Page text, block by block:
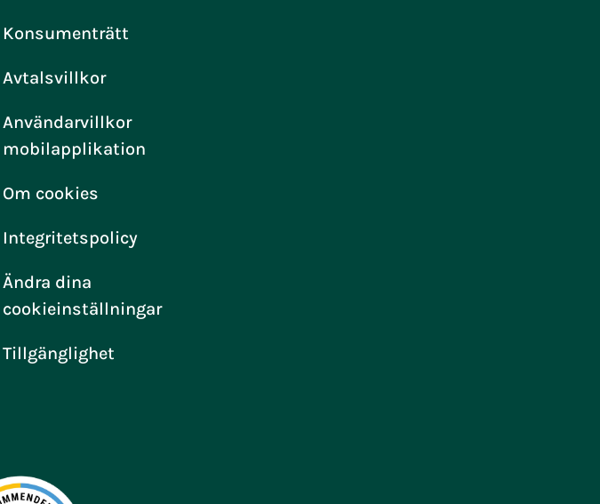
Konsumenträtt
Avtalsvillkor
Användarvillkor
mobilapplikation
Om cookies
Integritetspolicy
Ändra dina
cookieinställningar
Tillgänglighet